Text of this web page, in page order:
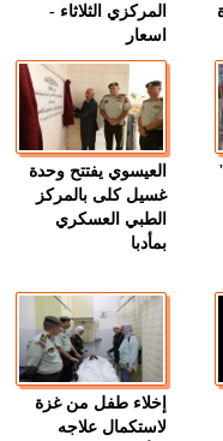
المركزي الثلاثاء -
اسعار
العيسوي يفتتح وحدة
غسيل كلى بالمركز
الطبي العسكري
بمأدبا
إخلاء طفل من غزة
لاستكمال علاجه